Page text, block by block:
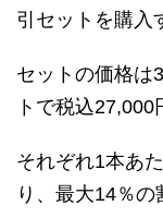
引セットを購入
セットの価格は
トで税込27,000
それぞれ1本あ
り、最大14％の